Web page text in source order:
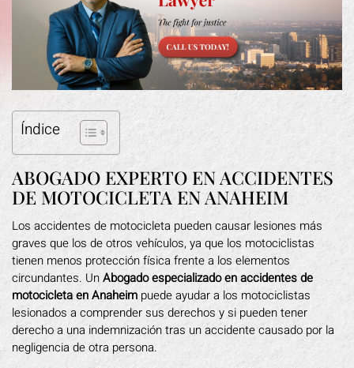
Índice
ABOGADO EXPERTO EN ACCIDENTES
DE MOTOCICLETA EN ANAHEIM
Los accidentes de motocicleta pueden causar lesiones más
graves que los de otros vehículos, ya que los motociclistas
tienen menos protección física frente a los elementos
circundantes. UnAbogado especializado en accidentes de
motocicleta en Anaheim puede ayudar a los motociclistas
lesionados a comprender sus derechos y si pueden tener
derecho a una indemnización tras un accidente causado por la
negligencia de otra persona.